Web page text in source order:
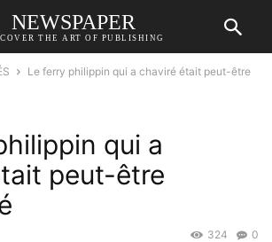
NEWSPAPER
THE ART OF PUBLISHING
Le ferry philippin qui a chaviré était peut-être
qui a
peut-être
0
324